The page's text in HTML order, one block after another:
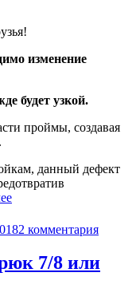
изменение
будет узкой.
проймы, создавая
данный дефект
«Изменение
при
полных
руках»
2 комментария
7/8 или